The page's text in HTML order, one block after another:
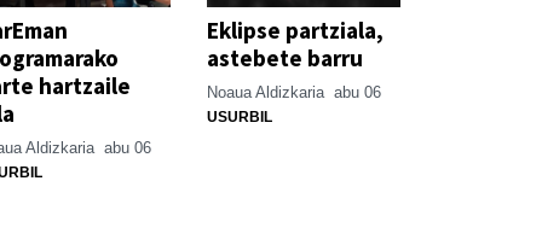
hartzaile
Aldizkaria abu 06
Eklipse partziala,
astebete barru
Noaua Aldizkaria abu 06
USURBIL